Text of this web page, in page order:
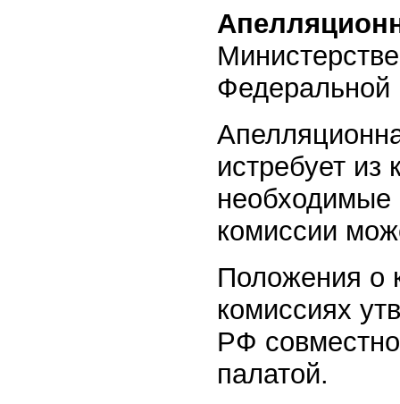
Федеральной
истребует
комиссии
Положения о
комиссиях
РФ
палатой.